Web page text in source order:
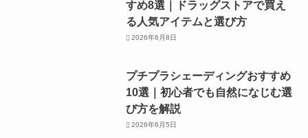
すめ8選｜ドラッグストアで買え
る人気アイテムと選び方
2026年6月8日
プチプラシェーディングおすすめ
10選｜初心者でも自然になじむ選
び方を解説
2026年6月5日